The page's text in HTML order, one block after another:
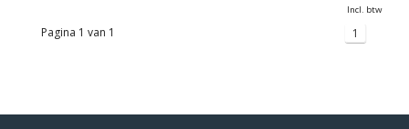
Incl. btw
Pagina 1 van 1 1